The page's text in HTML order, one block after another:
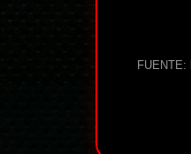
FUENTE: